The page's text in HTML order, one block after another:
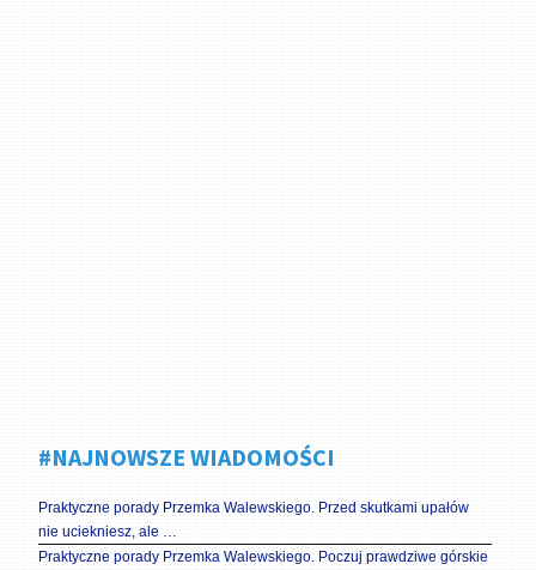
#NAJNOWSZE WIADOMOŚCI
Praktyczne porady Przemka Walewskiego. Przed skutkami upałów
nie uciekniesz, ale …
Praktyczne porady Przemka Walewskiego. Poczuj prawdziwe górskie